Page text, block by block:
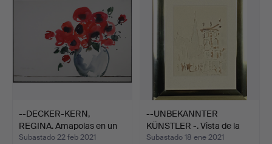
--DECKER-KERN,
REGINA. Amapolas en un
jarr…
Subastado 22 feb 2021
--UNBEKANNTER
KÜNSTLER -. Vista de la
ciud…
Subastado 18 ene 2021